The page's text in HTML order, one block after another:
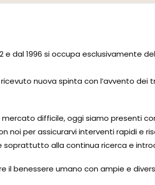
e dal 1996 si occupa esclusivamente del
nuova spinta con l’avvento
mercato difficile, oggi siamo presenti
noi per assicurarvi interventi rapidi e
soprattutto alla continua ricerca e
il benessere umano con ampie e